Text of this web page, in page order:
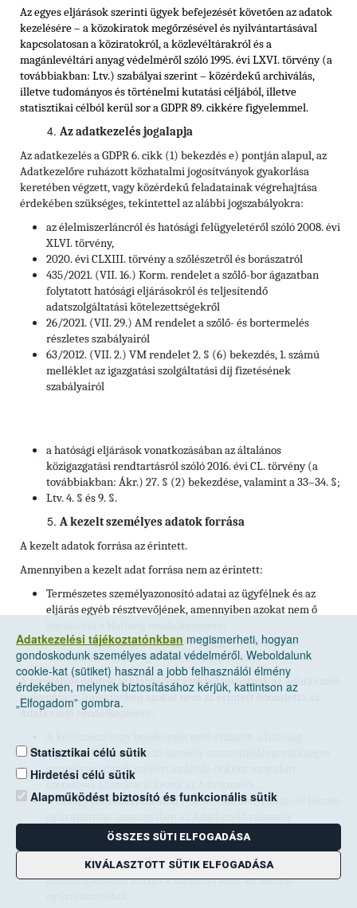
Az egyes eljárások szerinti ügyek befejezését követően az adatok
kezelésére – a közokiratok megőrzésével és nyilvántartásával
kapcsolatosan a köziratokról, a közlevéltárakról és a
magánlevéltári anyag védelméről szóló 1995. évi LXVI. törvény (a
továbbiakban: Ltv.) szabályai szerint – közérdekű archiválás,
illetve tudományos és történelmi kutatási céljából, illetve
statisztikai célból kerül sor a GDPR 89. cikkére figyelemmel.
Az adatkezelés jogalapja
Az adatkezelés a GDPR 6. cikk (1) bekezdés e) pontján alapul, az
Adatkezelőre ruházott közhatalmi jogosítványok gyakorlása
keretében végzett, vagy közérdekű feladatainak végrehajtása
érdekében szükséges, tekintettel az alábbi jogszabályokra:
az élelmiszerláncról és hatósági felügyeletéről szóló 2008. évi
XLVI. törvény,
2020. évi CLXIII. törvény a szőlészetről és borászatról
435/2021. (VII. 16.) Korm. rendelet a szőlő-bor ágazatban
folytatott hatósági eljárásokról és teljesítendő
adatszolgáltatási kötelezettségekről
26/2021. (VII. 29.) AM rendelet a szőlő- és bortermelés
részletes szabályairól
63/2012. (VII. 2.) VM rendelet 2. § (6) bekezdés, 1. számú
melléklet az igazgatási szolgáltatási díj fizetésének
szabályairól
a hatósági eljárások vonatkozásában az általános
közigazgatási rendtartásról szóló 2016. évi CL. törvény (a
továbbiakban: Ákr.) 27. § (2) bekezdése, valamint a 33–34. §;
Ltv. 4. § és 9. §.
A kezelt személyes adatok forrása
A kezelt adatok forrása az érintett.
Amennyiben a kezelt adat forrása nem az érintett:
Természetes személyazonosító adatai az ügyfélnek és az
eljárás egyéb résztvevőjének, amennyiben azokat nem ő
Az adott ügy jellegétől, tárgyától függően a tényállás
tisztázásához szükséges más személyes adat.
A személyes adatok az alábbi forrásokból juthatnak az Adatkezelő
tudomására, amennyiben azokat nem az érintett bocsátotta az
Adatkezelő rendelkezésére:
eljárását kezdeményező személy azonosításához szükséges
személyes adatok mellett az általa önként megadott
A Belügyminisztérium által vezetett személyi adat- és lakcím-
eljárásának eredményes lefolytatásához szükség van a
nyilatkozatára, azonban az Adatkezelő rendelkezésére álló
kapcsolattartási címén nem elérhető, úgy az Adatkezelő
adatszolgáltatást kérhet a személyi adat- és lakcím-
Adatkezelési tájékoztatónkban megismerheti, hogyan
gondoskodunk személyes adatai védelméről. Weboldalunk
cookie-kat (sütiket) használ a jobb felhasználói élmény
érdekében, melynek biztosításához kérjük, kattintson az
„Elfogadom” gombra.
Statisztikai célú sütik
Hirdetési célú sütik
Alapműködést biztosító és funkcionális sütik
ÖSSZES SÜTI ELFOGADÁSA
KIVÁLASZTOTT SÜTIK ELFOGADÁSA